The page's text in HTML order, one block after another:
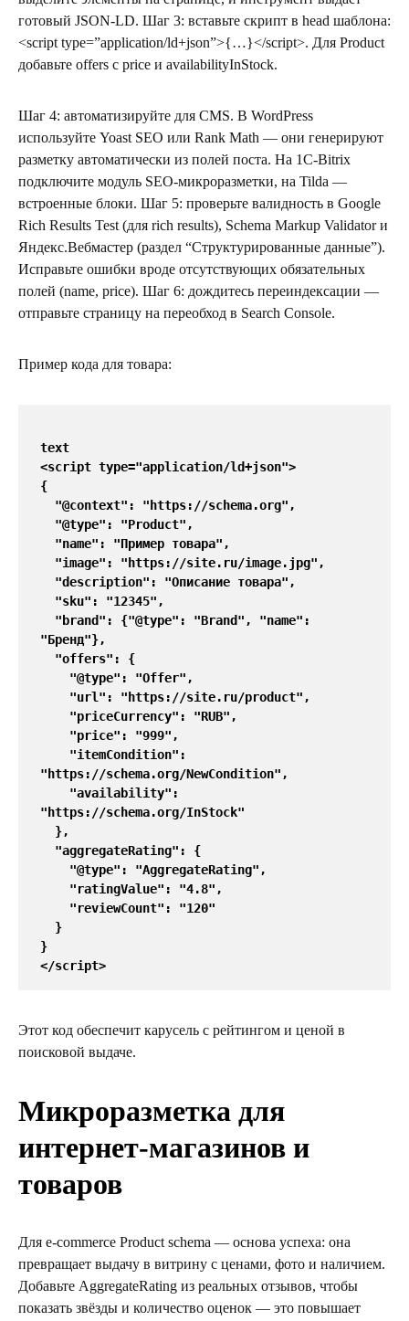
готовый JSON-LD. Шаг 3: вставьте скрипт в head шаблона:
<script type=”application/ld+json”>{…}</script>. Для Product
добавьте offers с price и availabilityInStock.
Шаг 4: автоматизируйте для CMS. В WordPress
используйте Yoast SEO или Rank Math — они генерируют
разметку автоматически из полей поста. На 1C-Bitrix
подключите модуль SEO-микроразметки, на Tilda —
встроенные блоки. Шаг 5: проверьте валидность в Google
Rich Results Test (для rich results), Schema Markup Validator и
Яндекс.Вебмастер (раздел “Структурированные данные”).
Исправьте ошибки вроде отсутствующих обязательных
полей (name, price). Шаг 6: дождитесь переиндексации —
отправьте страницу на переобход в Search Console.
Пример кода для товара:
text
<script type="application/ld+json">
{
"@context": "https://schema.org",
"@type": "Product",
"name": "Пример товара",
"image": "https://site.ru/image.jpg",
"description": "Описание товара",
"sku": "12345",
"brand": {"@type": "Brand", "name":
"Бренд"},
"offers": {
"@type": "Offer",
"url": "https://site.ru/product",
"priceCurrency": "RUB",
"price": "999",
"itemCondition":
"https://schema.org/NewCondition",
"availability":
"https://schema.org/InStock"
},
"aggregateRating": {
"@type": "AggregateRating",
"ratingValue": "4.8",
"reviewCount": "120"
}
}
</script>
Этот код обеспечит карусель с рейтингом и ценой в
поисковой выдаче.
Микроразметка для
интернет-магазинов и
товаров
Для e-commerce Product schema — основа успеха: она
превращает выдачу в витрину с ценами, фото и наличием.
Добавьте AggregateRating из реальных отзывов, чтобы
показать звёзды и количество оценок — это повышает